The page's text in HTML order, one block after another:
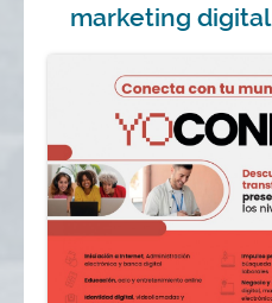
marketing digital